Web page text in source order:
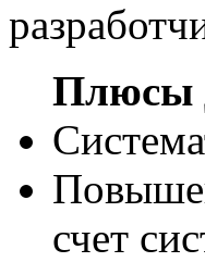
Плюсы
счет